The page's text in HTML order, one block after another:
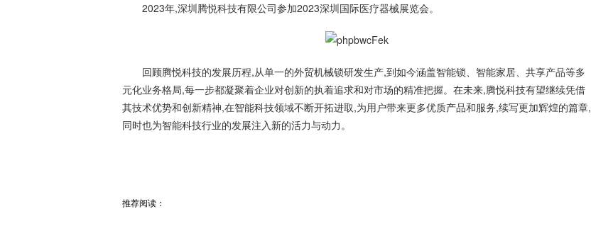
2023年,深圳腾悦科技有限公司参加2023深圳国际医疗器械展览会。
回顾腾悦科技的发展历程,从单一的外贸机械锁研发生产,到如今涵盖智能锁、智能家居、共享产品等多
元化业务格局,每一步都凝聚着企业对创新的执着追求和对市场的精准把握。在未来,腾悦科技有望继续凭借
其技术优势和创新精神,在智能科技领域不断开拓进取,为用户带来更多优质产品和服务,续写更加辉煌的篇章,
同时也为智能科技行业的发展注入新的活力与动力。
推荐阅读：